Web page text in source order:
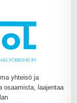
yhteisö ja
osaamista, laajentaa